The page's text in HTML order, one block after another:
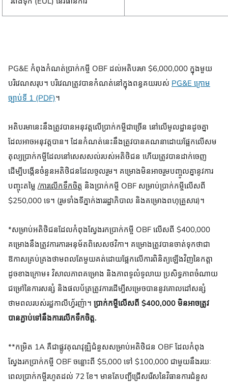
PG&E កំពុងកំណត់ប្រាក់កម្ចី OBF ដល់អតិបរមា $6,000,000 ក្នុងមួយ
បរិវេណសរុប។ បរិវេណត្រូវបានកំណត់នៅក្នុងពន្ធគយរបស់ PG&E ក្រោម
ច្បាប់ទី 1 (PDF)។
អតិបរមានេះនឹងត្រូវបានអនុវត្តលើប្រាក់កម្ចីជាច្រើន នៅលើមូលដ្ឋានដូចគ្នា
ដែលអាចអនុវត្តបាន។ ដែនកំណត់នេះនឹងត្រូវបានគណនាដោយផ្អែកលើសម
តុល្យប្រាក់កម្ចីដែលនៅសេសសល់របស់អតិថិជន ហើយត្រូវបានដាក់ចេញ
ដើម្បីបង្កើនចំនួនអតិថិជនដែលចូលរួម។ គម្រោងមិនអាចរួមបញ្ចូលគ្នានូវការ
បញ្ចុះតម្លៃ /ការលើកទឹកចិត្ត និងប្រាក់កម្ចី OBF សម្រាប់ប្រាក់កម្ចីលើសពី
$250,000 ទេ។ (រួមទាំងទីភ្នាក់ងាររដ្ឋាភិបាល និងគម្រោងពហុគ្រួសារ)។
*សម្រាប់អតិថិជនដែលកំពុងស្វែងរកប្រាក់កម្ចី OBF លើសពី $400,000
គម្រោងនឹងត្រូវការការអនុម័តពិសេសថវិកា។ គម្រោងត្រូវបានចាត់ទុកថាជា
ឱកាសគ្រប់គ្រងថាមពលតែមួយគត់ដោយផ្អែកលើការពិនិត្យឡើងវិញនៃកត្តា
ដូចខាងក្រោម៖ វិសាលភាពគម្រោង និងភាពទូលំទូលាយ ប្រសិទ្ធភាពចំណាយ
ជម្រៅនៃការសន្សំ និងផលប័ត្រត្រូវការដើម្បីសម្រេចបាននូវគោលដៅសន្សំ
ថាមពលរបស់រដ្ឋកាលីហ្វ័រញ៉ា។ ប្រាក់កម្ចីលើសពី $400,000 មិនអាចត្រូវ
បានភ្ជាប់ទៅនឹងការលើកទឹកចិត្ត.
**កម្រិត 1A គឺជាផ្លូវគុណវុឌ្ឍិជំនួសសម្រាប់អតិថិជន OBF ដែលកំពុង
ស្វែងរកប្រាក់កម្ចី OBF ចន្លោះពី $5,000 ទៅ $100,000 ជាមួយនឹងរយៈ
ពេលប្រាក់កម្ចីរហូតដល់ 72 ខែ។ មានតែបញ្ជីជ្រើសរើសនៃវិធានការជំនួស